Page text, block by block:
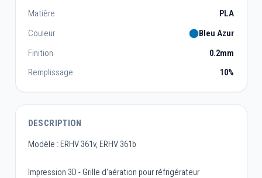
Matière
PLA
Couleur
Bleu Azur
Finition
0.2mm
Remplissage
10%
DESCRIPTION
Modèle : ERHV 361v, ERHV 361b
Impression 3D - Grille d'aération pour réfrigérateur